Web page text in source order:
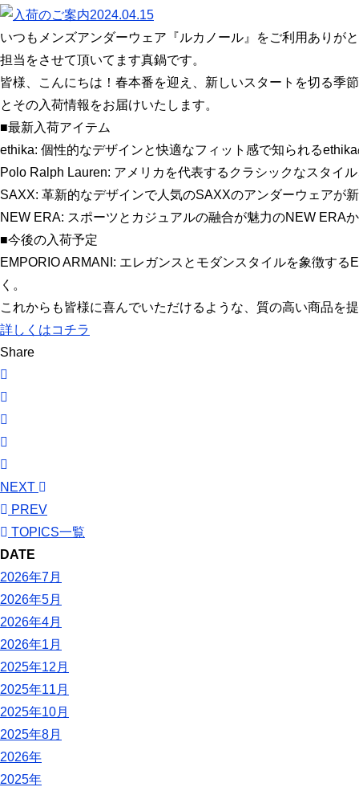
いつもメンズアンダーウェア『ルカノール』をご利用ありがと
担当をさせて頂いてます真鍋です。
皆様、こんにちは！春本番を迎え、新しいスタートを切る季
とその入荷情報をお届けいたします。
■最新入荷アイテム
ethika: 個性的なデザインと快適なフィット感で知られる
Polo Ralph Lauren: アメリカを代表するクラシックなスタイ
SAXX: 革新的なデザインで人気のSAXXのアンダーウェアが
NEW ERA: スポーツとカジュアルの融合が魅力のNEW ERA
■今後の入荷予定
EMPORIO ARMANI: エレガンスとモダンスタイルを象徴す
く。
これからも皆様に喜んでいただけるような、質の高い商品を
詳しくはコチラ
Share
NEXT
PREV
TOPICS一覧
DATE
2026年7月
2026年5月
2026年4月
2026年1月
2025年12月
2025年11月
2025年10月
2025年8月
2026年
2025年